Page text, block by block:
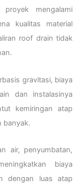
mengalami
kualitas material
roof drain tidak
gravitasi, biaya
dan instalasinya
kemiringan atap
banyak.
air, penyumbatan,
biaya
dengan luas atap